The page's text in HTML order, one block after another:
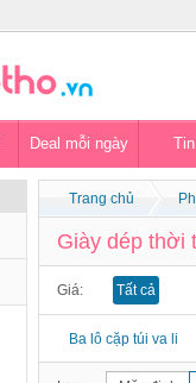
Deal mỗi ngày
Trang chủ
Giày dép thời
Giá: Tất cả
Ba lô cặp túi va li